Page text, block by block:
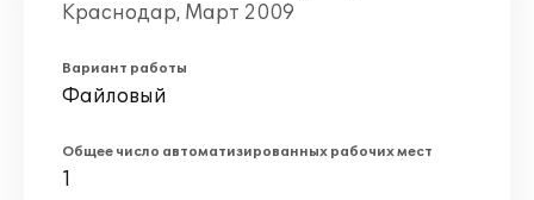
Краснодар, Март 2009
Вариант работы
Файловый
Общее число автоматизированных рабочих мест
1